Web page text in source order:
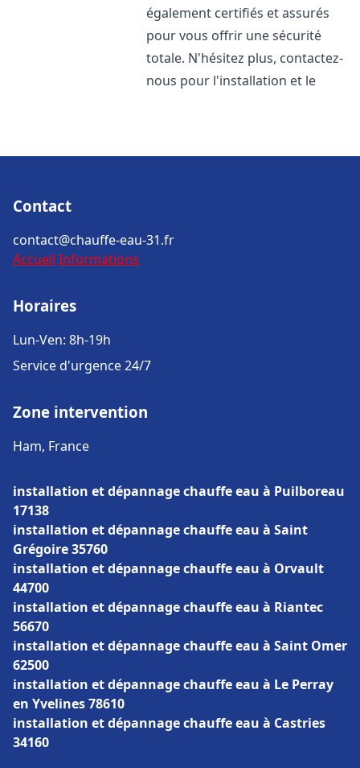
également certifiés et assurés
pour vous offrir une sécurité
totale. N'hésitez plus, contactez-
nous pour l'installation et le
Contact
contact@chauffe-eau-31.fr
Accueil Informations
Horaires
Lun-Ven: 8h-19h
Service d'urgence 24/7
Zone intervention
Ham, France
installation et dépannage chauffe eau à Puilboreau
17138
installation et dépannage chauffe eau à Saint
Grégoire 35760
installation et dépannage chauffe eau à Orvault
44700
installation et dépannage chauffe eau à Riantec
56670
installation et dépannage chauffe eau à Saint Omer
62500
installation et dépannage chauffe eau à Le Perray
en Yvelines 78610
installation et dépannage chauffe eau à Castries
34160